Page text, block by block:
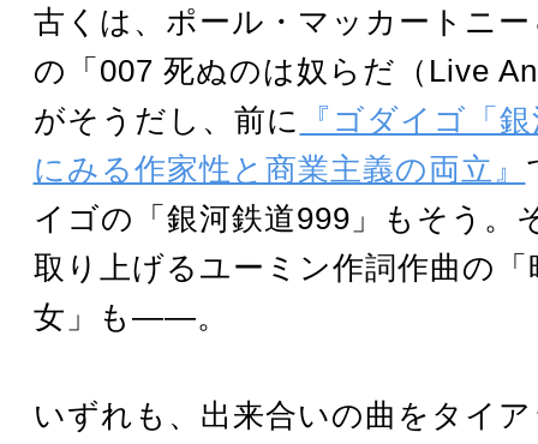
古くは、ポール・マッカートニ
の「007 死ぬのは奴らだ（Live
がそうだし、前に
『ゴダイゴ「
にみる作家性と商業主義の両立』
イゴの「銀河鉄道999」もそう。
取り上げるユーミン作詞作曲の
女」も――。
いずれも、出来合いの曲をタイ